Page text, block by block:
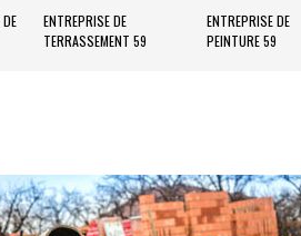
ENTREPRISE DE
TERRASSEMENT 59
ENTREPRISE DE
PEINTURE 59